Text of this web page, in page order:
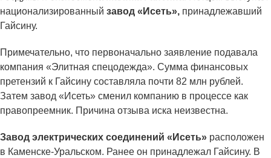
национализированный завод «Исеть», принадлежавший
Гайсину.
Примечательно, что первоначально заявление подавала
компания «Элитная спецодежда». Сумма финансовых
претензий к Гайсину составляла почти 82 млн рублей.
Затем завод «Исеть» сменил компанию в процессе как
правопреемник. Причина отзыва иска неизвестна.
Завод электрических соединений «Исеть» расположен
в Каменске-Уральском. Ранее он принадлежал Гайсину. В